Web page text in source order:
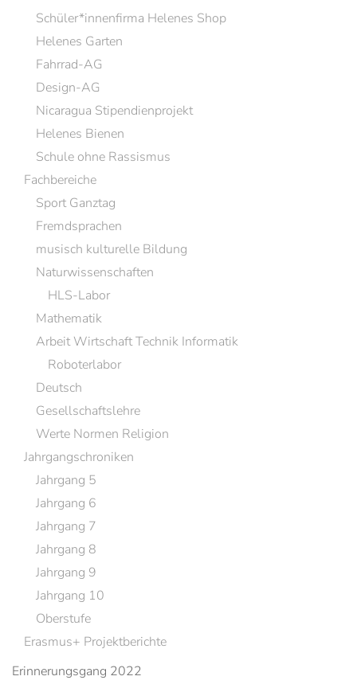
Schüler*innenfirma Helenes Shop
Helenes Garten
Fahrrad-AG
Design-AG
Nicaragua Stipendienprojekt
Helenes Bienen
Schule ohne Rassismus
Fachbereiche
Sport Ganztag
Fremdsprachen
musisch kulturelle Bildung
Naturwissenschaften
HLS-Labor
Mathematik
Arbeit Wirtschaft Technik Informatik
Roboterlabor
Deutsch
Gesellschaftslehre
Werte Normen Religion
Jahrgangschroniken
Jahrgang 5
Jahrgang 6
Jahrgang 7
Jahrgang 8
Jahrgang 9
Jahrgang 10
Oberstufe
Erasmus+ Projektberichte
Erinnerungsgang 2022